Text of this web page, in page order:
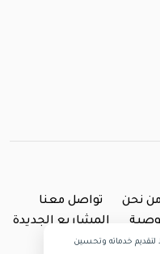
من نحن
تواصل معنا
المشاريع الجديدة
لتقديم خدماته وتحسين